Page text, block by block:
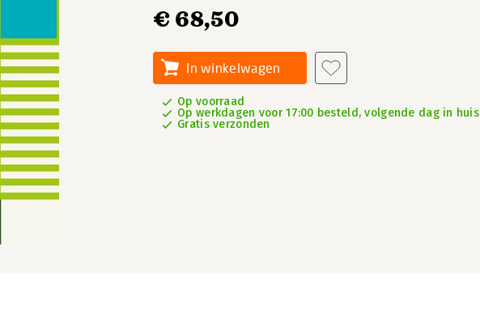
€ 68,50
In winkelwagen
Op voorraad
Op werkdagen voor 17:00 besteld, volgende dag in huis
Gratis verzonden